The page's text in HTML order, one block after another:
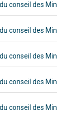
conseil des
conseil des
conseil des
conseil des
conseil des